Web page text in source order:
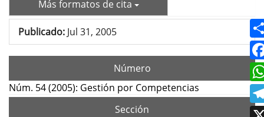
Más formatos de cita
Publicado: Jul 31, 2005
Número
Núm. 54 (2005): Gestión por Competencias
Sección